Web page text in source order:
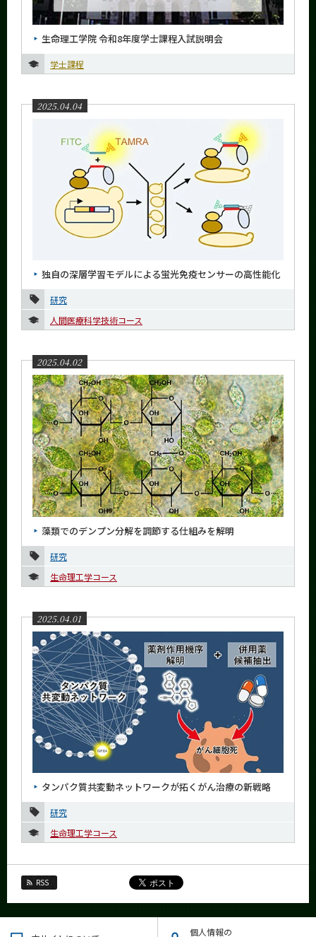
生命理工学院 令和8年度学士課程入試説明会
学士課程
2025.04.04
独自の深層学習モデルによる蛍光免疫センサーの高性能化
研究
人間医療科学技術コース
2025.04.02
藻類でのデンプン分解を調節する仕組みを解明
研究
生命理工学コース
2025.04.01
タンパク質共変動ネットワークが拓くがん治療の新戦略
研究
生命理工学コース
RSS
個人情報の